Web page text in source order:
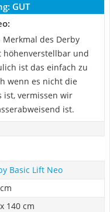
GUT
des Derby
höhenverstellbar und
ist das einfach zu
wenn es nicht die
ist, vermissen wir
ist.
Basic Lift Neo
140 cm